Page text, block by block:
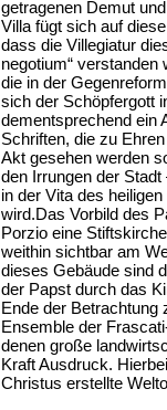
getragenen Demut
Villa fügt sich auf
dass die Villegiatur
negotium“
die in der
sich der Schöpfergott
dementsprechend ein
Schriften, die zu
Akt gesehen werden
den Irrungen der
in der Vita des
wird.Das Vorbild des
Porzio eine
weithin sichtbar am
dieses Gebäude sind
der Papst durch das
Ende der Betrachtung
Ensemble der
denen große
Kraft Ausdruck.
Christus erstellte